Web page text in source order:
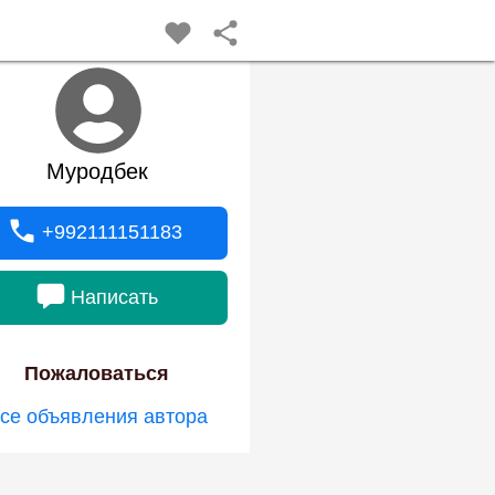
Муродбек
+992111151183
Написать
Пожаловаться
объявления автора